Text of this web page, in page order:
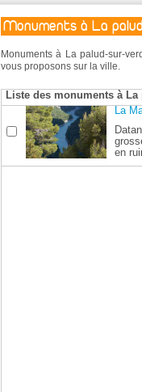
Monuments à La
Monuments à La palud-sur-
vous proposons sur la ville.
Liste des monuments à
La
en